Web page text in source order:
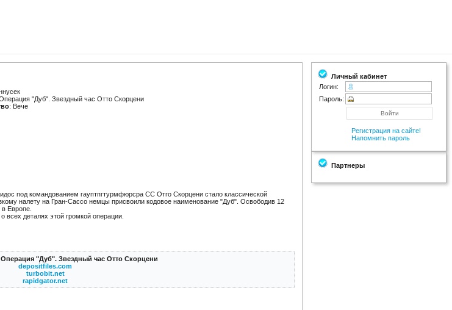
"Дуб". Звездный час Отто Скорцени
: Вече
под командованием гауптпгтурмфюрсра СС Отго Скорцени стало классической
налету на Гран-Сассо немцы присвоили кодовое наименование "Дуб". Освободив 12
Европе.
всех деталях этой громкой операции.
"Дуб". Звездный час Отто Скорцени
depositfiles.com
turbobit.net
rapidgator.net
Личный кабинет
Логин:
Пароль:
Регистрация на сайте!
Напомнить пароль
Партнеры